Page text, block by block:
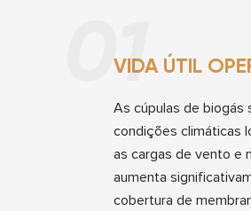
01
VIDA ÚTIL
As cúpulas de biogás
condições climáticas
as cargas de vento e
aumenta
cobertura de